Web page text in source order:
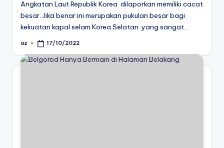
Angkatan Laut Republik Korea dilaporkan memiliki cacat
besar. Jika benar ini merupakan pukulan besar bagi
kekuatan kapal selam Korea Selatan yang sangat…
Posted
az 17/10/2022